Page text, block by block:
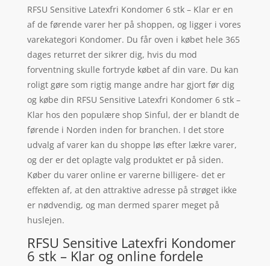
RFSU Sensitive Latexfri Kondomer 6 stk – Klar er en
af de førende varer her på shoppen, og ligger i vores
varekategori Kondomer. Du får oven i købet hele 365
dages returret der sikrer dig, hvis du mod
forventning skulle fortryde købet af din vare. Du kan
roligt gøre som rigtig mange andre har gjort før dig
og købe din RFSU Sensitive Latexfri Kondomer 6 stk –
Klar hos den populære shop Sinful, der er blandt de
førende i Norden inden for branchen. I det store
udvalg af varer kan du shoppe løs efter lækre varer,
og der er det oplagte valg produktet er på siden.
Køber du varer online er varerne billigere- det er
effekten af, at den attraktive adresse på strøget ikke
er nødvendig, og man dermed sparer meget på
huslejen.
RFSU Sensitive Latexfri Kondomer
6 stk – Klar og online fordele